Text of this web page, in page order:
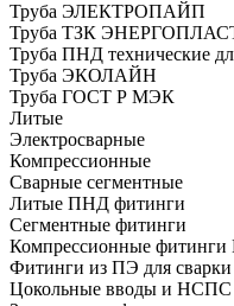
Труба ЭЛЕКТРОПАЙП
Труба ТЗК
Труба ПНД технические
Труба ЭКОЛАЙН
Труба ГОСТ Р МЭК
Литые
Электросварные
Компрессионные
Сварные сегментные
Литые ПНД фитинги
Сегментные фитинги
Компрессионные
Фитинги из ПЭ для сварки
Цокольные вводы и НСПС